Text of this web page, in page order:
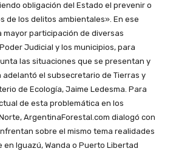
obligación del Estado el prevenir o
de los delitos ambientales». En ese
mayor participación de diversas
Judicial y los municipios, para
las situaciones que se presentan y
el subsecretario de Tierras y
de Ecología, Jaime Ledesma. Para
de esta problemática en los
ArgentinaForestal.com dialogó con
sobre el mismo tema realidades
Iguazú, Wanda o Puerto Libertad